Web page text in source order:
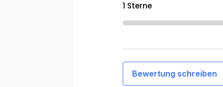
1 Sterne
Bewertung schreiben